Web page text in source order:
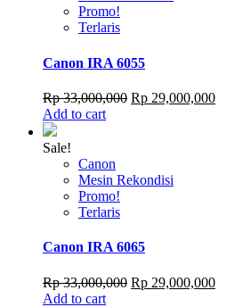
Promo!
Terlaris
Canon IRA 6055
Rp33,000,000 Original
Rp 29,000,000Current
Add to cart
Sale!
Canon
Mesin Rekondisi
Promo!
Terlaris
Canon IRA 6065
Rp33,000,000 Original
Rp 29,000,000Current
Add to cart